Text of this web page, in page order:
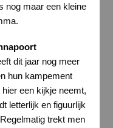
nog maar een kleine
dit jaar nog meer
hun kampement
een kijkje neemt,
letterlijk en figuurlijk
trekt men